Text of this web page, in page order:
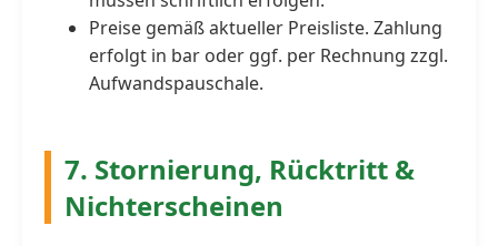
Preise gemäß aktueller Preisliste. Zahlung
erfolgt in bar oder ggf. per Rechnung zzgl.
Aufwandspauschale.
7. Stornierung, Rücktritt &
Nichterscheinen